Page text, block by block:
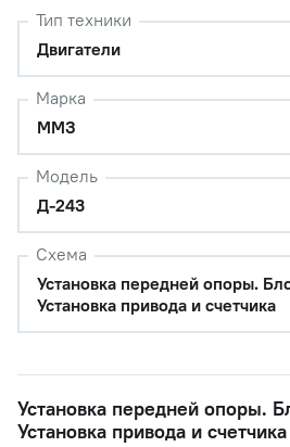
Тип техники
Двигатели
Марка
ММЗ
Модель
Д-243
Схема
Установка передней опоры.
Установка привода и счетчика
Установка передней опоры.
Установка привода и счетчика